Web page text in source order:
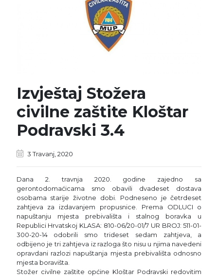
Izvještaj Stožera
civilne zaštite Kloštar
Podravski 3.4
3 Travanj, 2020
Dana 2. travnja 2020. godine zajedno sa
gerontodomaćicama smo obavili dvadeset dostava
osobama starije životne dobi. Podneseno je četrdeset
zahtjeva za izdavanjem propusnice. Prema ODLUCI o
napuštanju mjesta prebivališta i stalnog boravka u
Republici Hrvatskoj KLASA: 810-06/20-01/7 UR BROJ: 511-01-
300-20-14 odobrili smo trideset sedam zahtjeva, a
odbijeno je tri zahtjeva iz razloga što nisu u njima navedeni
opravdani razlozi napuštanja mjesta prebivališta odnosno
mjesta boravišta.
Stožer civilne zaštite općine Kloštar Podravski redovitim